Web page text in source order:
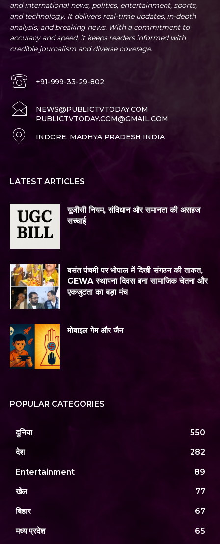
and international news, politics, entertainment, sports,
and technology. It delivers real-time updates, in-depth
analysis, and breaking news. With a commitment to
accuracy and speed, it keeps readers informed with
credible journalism and diverse coverage.
+91-999-33-29-802
NEWS@PUBLICTVTODAY.COM
PUBLICTVTODAY.COM@GMAIL.COM
INDORE, MADHYA PRADESH INDIA
LATEST ARTICLES
यूजीसी नियम, संविधान और समानता की असहज
सच्चाई
बसंत पंचमी पर भोपाल में दिखी संगठन की ताकत,
GEWA स्थापना दिवस बना सामाजिक चेतना और
एकजुटता का बड़ा मंच
मोबाइल गेम और जैन
POPULAR CATEGORIES
दुनिया 550
देश 282
Entertainment 89
खेल 77
बिहार 67
मध्य प्रदेश 65